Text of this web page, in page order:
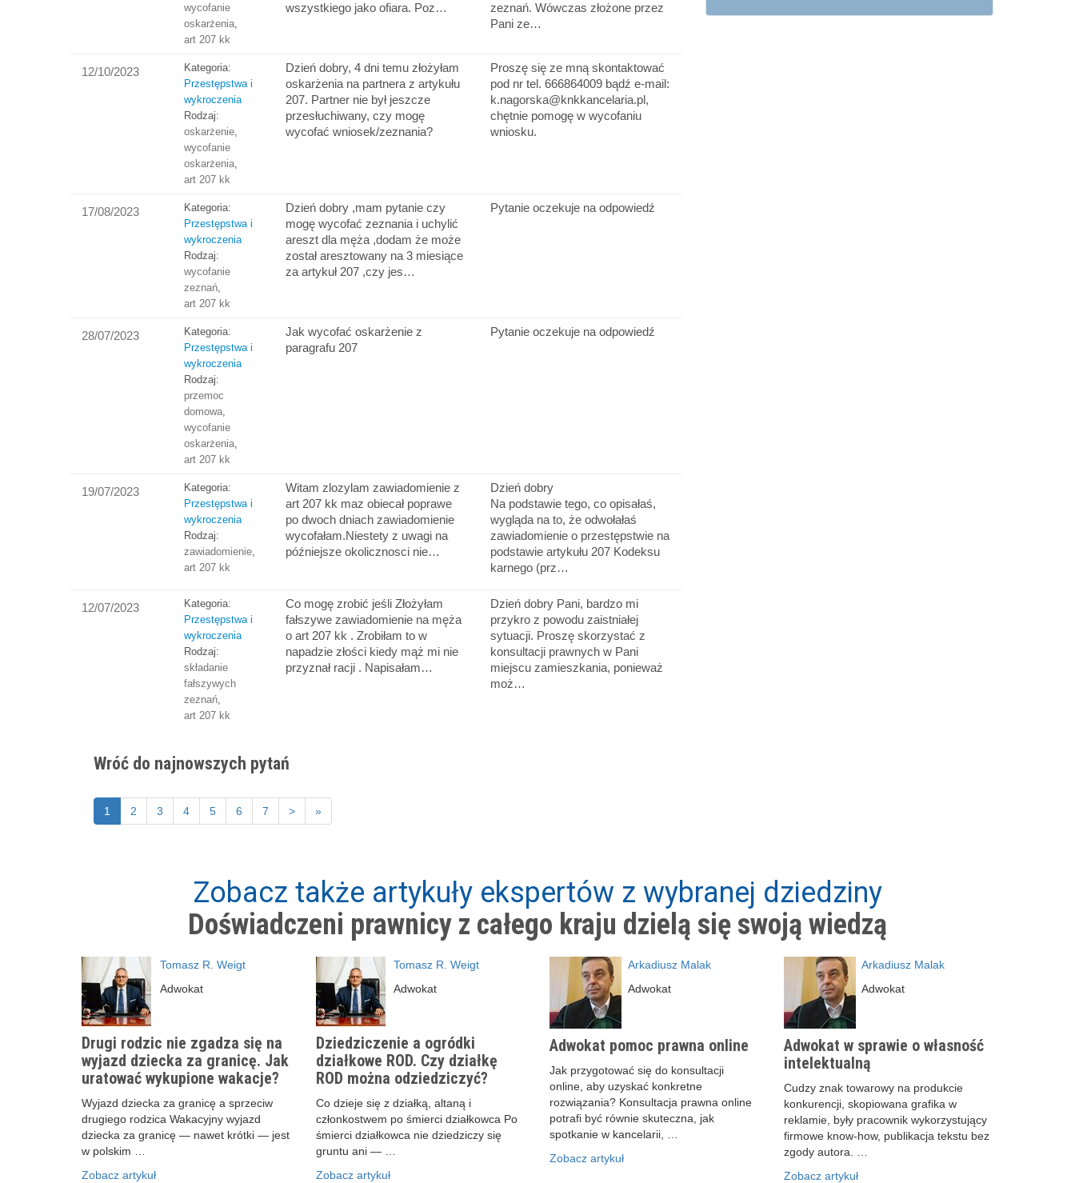
wycofanie
oskarżenia,
art 207 kk
wszystkiego jako ofiara. Poz…
zeznań. Wówczas złożone przez
Pani ze…
12/10/2023
Kategoria:
Przestępstwa i
wykroczenia
Rodzaj:
oskarżenie,
wycofanie
oskarżenia,
art 207 kk
Dzień dobry, 4 dni temu złożyłam
oskarżenia na partnera z artykułu
207. Partner nie był jeszcze
przesłuchiwany, czy mogę
wycofać wniosek/zeznania?
Proszę się ze mną skontaktować
pod nr tel. 666864009 bądź e-mail:
k.nagorska@knkkancelaria.pl,
chętnie pomogę w wycofaniu
wniosku.
17/08/2023
Kategoria:
Przestępstwa i
wykroczenia
Rodzaj:
wycofanie
zeznań,
art 207 kk
Dzień dobry ,mam pytanie czy
mogę wycofać zeznania i uchylić
areszt dla męża ,dodam że może
został aresztowany na 3 miesiące
za artykuł 207 ,czy jes…
Pytanie oczekuje na odpowiedź
28/07/2023
Kategoria:
Przestępstwa i
wykroczenia
Rodzaj:
przemoc
domowa,
wycofanie
oskarżenia,
art 207 kk
Jak wycofać oskarżenie z
paragrafu 207
Pytanie oczekuje na odpowiedź
19/07/2023
Kategoria:
Przestępstwa i
wykroczenia
Rodzaj:
zawiadomienie,
art 207 kk
Witam zlozylam zawiadomienie z
art 207 kk maz obiecał poprawe
po dwoch dniach zawiadomienie
wycofałam.Niestety z uwagi na
późniejsze okolicznosci nie…
Dzień dobry
Na podstawie tego, co opisałaś,
wygląda na to, że odwołałaś
zawiadomienie o przestępstwie na
podstawie artykułu 207 Kodeksu
karnego (prz…
12/07/2023
Kategoria:
Przestępstwa i
wykroczenia
Rodzaj:
składanie
fałszywych
zeznań,
art 207 kk
Co mogę zrobić jeśli Złożyłam
fałszywe zawiadomienie na męża
o art 207 kk . Zrobiłam to w
napadzie złości kiedy mąż mi nie
przyznał racji . Napisałam…
Dzień dobry Pani, bardzo mi
przykro z powodu zaistniałej
sytuacji. Proszę skorzystać z
konsultacji prawnych w Pani
miejscu zamieszkania, ponieważ
moż…
Wróć do najnowszych pytań
1 2 3 4 5 6 7 > »
Zobacz także artykuły ekspertów z wybranej dziedziny
Doświadczeni prawnicy z całego kraju dzielą się swoją wiedzą
Tomasz R. Weigt
Adwokat
Drugi rodzic nie zgadza się na
wyjazd dziecka za granicę. Jak
uratować wykupione wakacje?
Wyjazd dziecka za granicę a sprzeciw
drugiego rodzica Wakacyjny wyjazd
dziecka za granicę — nawet krótki — jest
w polskim …
Zobacz artykuł
Tomasz R. Weigt
Adwokat
Dziedziczenie a ogródki
działkowe ROD. Czy działkę
ROD można odziedziczyć?
Co dzieje się z działką, altaną i
członkostwem po śmierci działkowca Po
śmierci działkowca nie dziedziczy się
gruntu ani — …
Zobacz artykuł
Arkadiusz Malak
Adwokat
Adwokat pomoc prawna online
Jak przygotować się do konsultacji
online, aby uzyskać konkretne
rozwiązania? Konsultacja prawna online
potrafi być równie skuteczna, jak
spotkanie w kancelarii, …
Zobacz artykuł
Arkadiusz Malak
Adwokat
Adwokat w sprawie o własność
intelektualną
Cudzy znak towarowy na produkcie
konkurencji, skopiowana grafika w
reklamie, były pracownik wykorzystujący
firmowe know-how, publikacja tekstu bez
zgody autora. …
Zobacz artykuł